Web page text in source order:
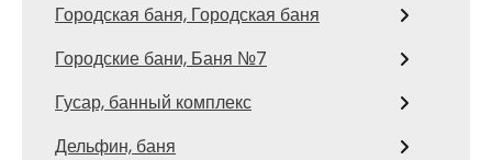
Городская баня, Городская баня
Городские бани, Баня №7
Гусар, банный комплекс
Дельфин, баня